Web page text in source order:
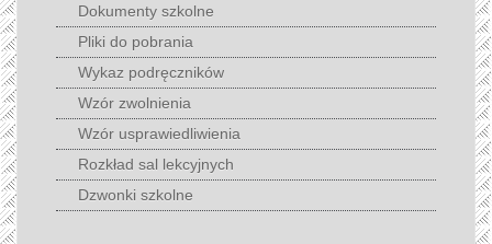
Dokumenty szkolne
Pliki do pobrania
Wykaz podręczników
Wzór zwolnienia
Wzór usprawiedliwienia
Rozkład sal lekcyjnych
Dzwonki szkolne